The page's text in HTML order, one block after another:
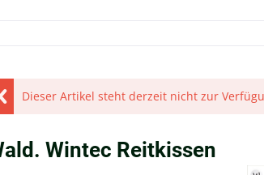
Dieser Artikel steht derzeit nicht zur
Wintec Reitkissen